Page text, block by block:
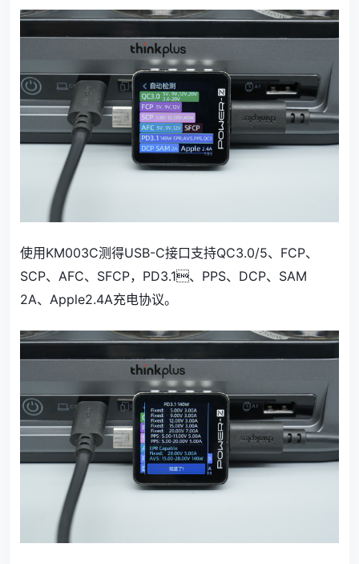
使用KM003C测得USB-C接口支持QC3.0/5、FCP、
SCP、AFC、SFCP，PD3.1、PPS、DCP、SAM
2A、Apple2.4A充电协议。